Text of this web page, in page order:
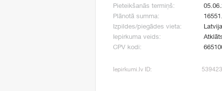
Pieteikšanās termiņš:
Plānotā summa:
Izpildes/piegādes vieta:
Iepirkuma veids:
CPV kodi:
Iepirkumi.lv ID: